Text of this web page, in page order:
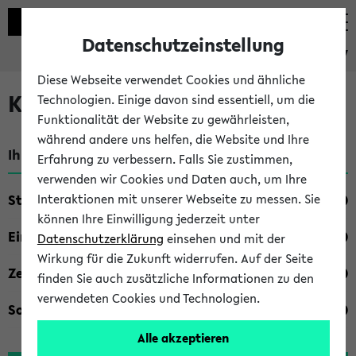
eKVV
Kombisuche im eKVV
Ihre Suchkriterien:
Studienfach
Einrichtung
Zeiten
Sonstiges
Datenschutzeinstellung
Diese Webseite verwendet Cookies und ähnliche
Technologien. Einige davon sind essentiell, um die
Funktionalität der Website zu gewährleisten,
während andere uns helfen, die Website und Ihre
Erfahrung zu verbessern. Falls Sie zustimmen,
verwenden wir Cookies und Daten auch, um Ihre
Interaktionen mit unserer Webseite zu messen. Sie
können Ihre Einwilligung jederzeit unter
Datenschutzerklärung einsehen und mit der
Wirkung für die Zukunft widerrufen. Auf der Seite
finden Sie auch zusätzliche Informationen zu den
verwendeten Cookies und Technologien.
Alle akzeptieren